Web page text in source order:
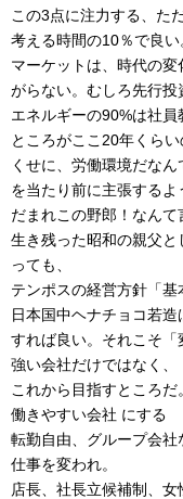
この3点に注力する、た
考える時間の10％で良い
マーケットは、時代の
がらない。むしろ先行投
エネルギーの90%は社員
ところがここ20年くら
くせに、労働環境だな
を当たり前に主張するよ
だまれこの野郎！なんて
生き残った昭和の親父
っても、
テンポスの経営方針「基
日本国中ヘナチョコ若
すれば良い。それこそ「
強い会社だけではなく
これから目指すところだ。
働きやすい会社 にする
転勤自由、グループ会
仕事を変われ。
店長、社長立候補制、女